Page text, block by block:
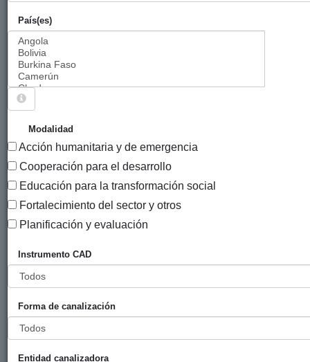
País(es)
Modalidad
Acción humanitaria y de emergencia
Cooperación para el desarrollo
Educación para la transformación social
Fortalecimiento del sector y otros
Planificación y evaluación
Instrumento CAD
Forma de canalización
Entidad canalizadora
PROYECTOS QUE TIENEN EL INSTRUMENTO
"AYUDAS DE EMERGENCIA Y ACCIONES
HUMANITARIAS (PRE)".
254 PROYECTOS
Título
Entidad
Fortalecimiento
escuelas como
espacios de
protección de
infancia y
Vasca de